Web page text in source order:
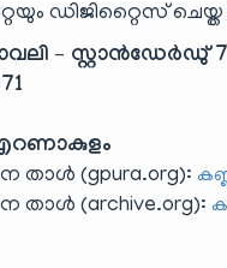
ഡിജിറ്റൈസ്
– സ്റ്റാൻഡേർഡു് 7
താൾ (gpura.org):
താൾ (archive.org):